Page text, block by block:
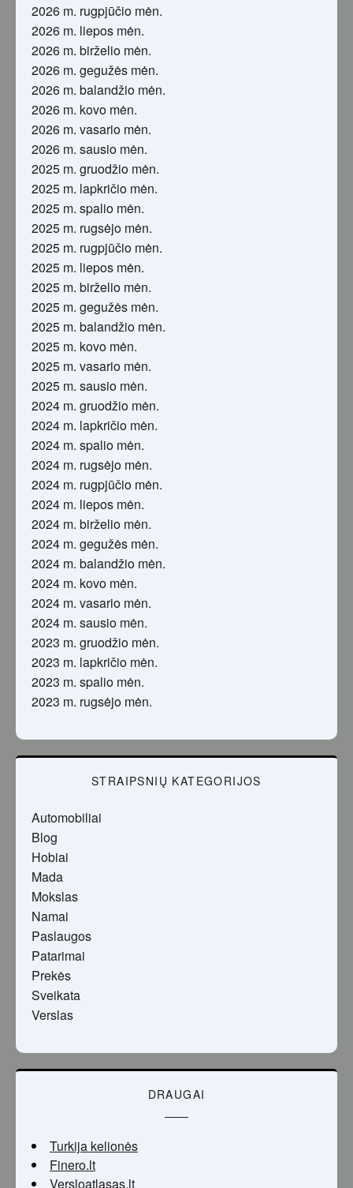
2026 m. rugpjūčio mėn.
2026 m. liepos mėn.
2026 m. birželio mėn.
2026 m. gegužės mėn.
2026 m. balandžio mėn.
2026 m. kovo mėn.
2026 m. vasario mėn.
2026 m. sausio mėn.
2025 m. gruodžio mėn.
2025 m. lapkričio mėn.
2025 m. spalio mėn.
2025 m. rugsėjo mėn.
2025 m. rugpjūčio mėn.
2025 m. liepos mėn.
2025 m. birželio mėn.
2025 m. gegužės mėn.
2025 m. balandžio mėn.
2025 m. kovo mėn.
2025 m. vasario mėn.
2025 m. sausio mėn.
2024 m. gruodžio mėn.
2024 m. lapkričio mėn.
2024 m. spalio mėn.
2024 m. rugsėjo mėn.
2024 m. rugpjūčio mėn.
2024 m. liepos mėn.
2024 m. birželio mėn.
2024 m. gegužės mėn.
2024 m. balandžio mėn.
2024 m. kovo mėn.
2024 m. vasario mėn.
2024 m. sausio mėn.
2023 m. gruodžio mėn.
2023 m. lapkričio mėn.
2023 m. spalio mėn.
2023 m. rugsėjo mėn.
STRAIPSNIŲ KATEGORIJOS
Automobiliai
Blog
Hobiai
Mada
Mokslas
Namai
Paslaugos
Patarimai
Prekės
Sveikata
Verslas
DRAUGAI
Turkija kelionės
Finero.lt
Versloatlasas.lt